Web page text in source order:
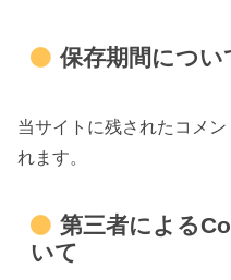
保存期間につい
当サイトに残されたコメ
れます。
第三者による
いて